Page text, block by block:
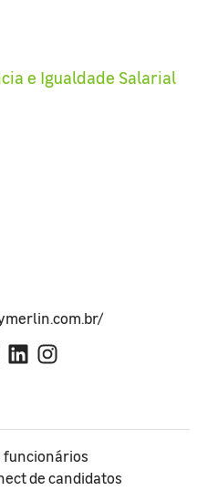
e Igualdade Salarial
funcionários
de candidatos